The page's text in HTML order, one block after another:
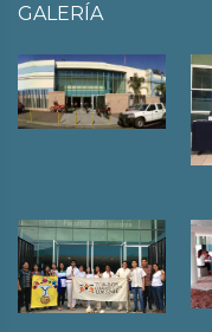
GALERÍA